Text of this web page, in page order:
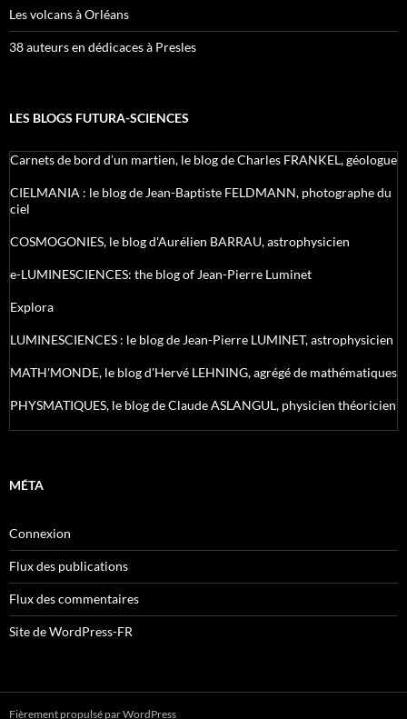
Les volcans à Orléans
38 auteurs en dédicaces à Presles
LES BLOGS FUTURA-SCIENCES
Carnets de bord d’un martien, le blog de Charles FRANKEL, géologue
CIELMANIA : le blog de Jean-Baptiste FELDMANN, photographe du
ciel
COSMOGONIES, le blog d'Aurélien BARRAU, astrophysicien
e-LUMINESCIENCES: the blog of Jean-Pierre Luminet
Explora
LUMINESCIENCES : le blog de Jean-Pierre LUMINET, astrophysicien
MATH'MONDE, le blog d'Hervé LEHNING, agrégé de mathématiques
PHYSMATIQUES, le blog de Claude ASLANGUL, physicien théoricien
MÉTA
Connexion
Flux des publications
Flux des commentaires
Site de WordPress-FR
Fièrement propulsé par WordPress